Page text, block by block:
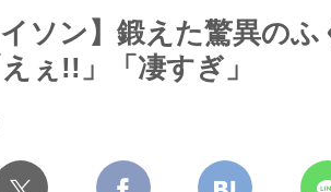
イソン】鍛えた驚異の
ぇ!!」「凄すぎ」